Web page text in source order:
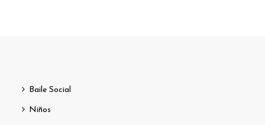
Baile Social
Niños